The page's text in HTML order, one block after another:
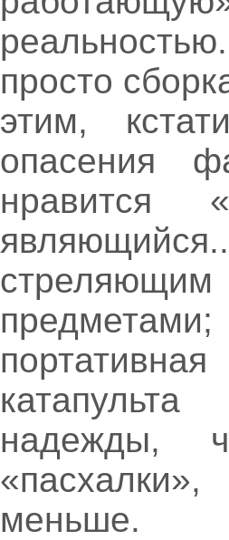
просто
этим,
опасения
нравится
надежды,
меньше.